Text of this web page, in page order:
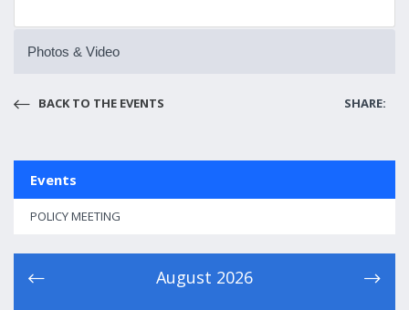
Photos & Video
BACK TO THE EVENTS SHARE:
Events
POLICY MEETING
August 2026